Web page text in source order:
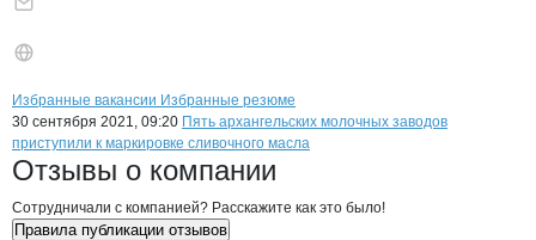
Брендыкомпани Маслодельный
Вакансии вМаслодельный завод
Избранные вакансии Избранные резюме
Новости oМаслодельный завод
30 сентября 2021, 09:20 Пять архангельских молочных заводов
приступили к маркировке сливочного масла
Отзывы о компании
Сотрудничали с компанией? Расскажите как это было!
Правила публикации отзывов